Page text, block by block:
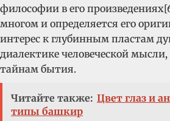
философии в его
многом и определяется его
интерес к глубинным пластам
диалектике человеческой
тайнам бытия.
Читайте также: Цвет глаз и
типы башкир